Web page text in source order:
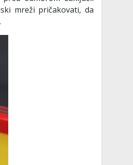
mreži pričakovati, da